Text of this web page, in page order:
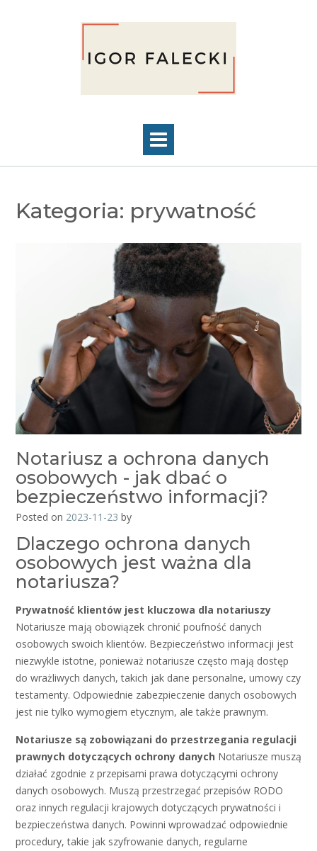
Kategoria: prywatność
Notariusz a ochrona danych
osobowych - jak dbać o
bezpieczeństwo informacji?
Posted on 2023-11-23 by
Dlaczego ochrona danych
osobowych jest ważna dla
notariusza?
Prywatność klientów jest kluczowa dla notariuszy
Notariusze mają obowiązek chronić poufność danych
osobowych swoich klientów. Bezpieczeństwo informacji jest
niezwykle istotne, ponieważ notariusze często mają dostęp
do wrażliwych danych, takich jak dane personalne, umowy czy
testamenty. Odpowiednie zabezpieczenie danych osobowych
jest nie tylko wymogiem etycznym, ale także prawnym.
Notariusze są zobowiązani do przestrzegania regulacji
prawnych dotyczących ochrony danych Notariusze muszą
działać zgodnie z przepisami prawa dotyczącymi ochrony
danych osobowych. Muszą przestrzegać przepisów RODO
oraz innych regulacji krajowych dotyczących prywatności i
bezpieczeństwa danych. Powinni wprowadzać odpowiednie
procedury, takie jak szyfrowanie danych, regularne